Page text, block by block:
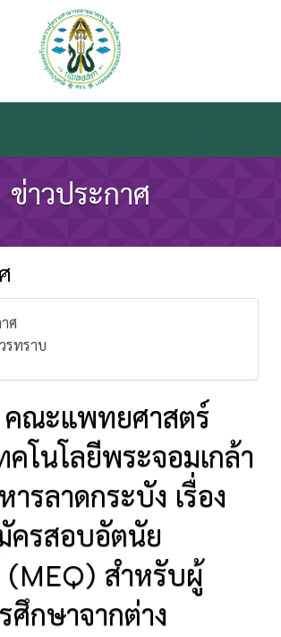
ข่าวประกาศ
ศ
รทราบ
คณะแพทยศาสตร์
คโนโลยีพระจอมเกล้า
ารลาดกระบัง เรื่อง
ครสอบอัตนัย
(MEQ) สำหรับผู้
ศึกษาจากต่าง